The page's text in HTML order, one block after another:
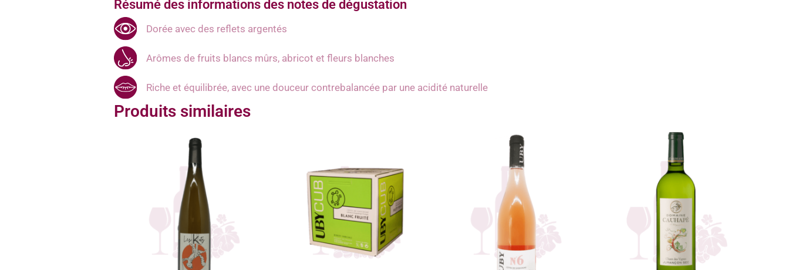
Résumé des informations des notes de dégustation
Dorée avec des reflets argentés
Arômes de fruits blancs mûrs, abricot et fleurs blanches
Riche et équilibrée, avec une douceur contrebalancée par une acidité naturelle
Produits similaires